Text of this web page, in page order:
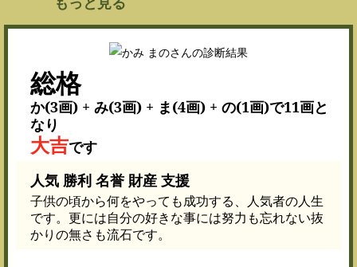
総格
か(3画) + み(3画) + ま(4画) + の(1画)で11画と
なり
大吉です
人気 勝利 名誉 財産 支援
子供の頃から何をやっても成功する、人気者の人生
です。更には自分の好きな事には努力も忘れない抜
かりの無さも流石です。